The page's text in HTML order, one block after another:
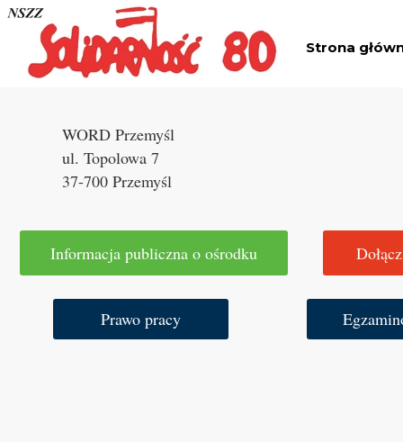
Prawo pracy
WORD Przemyśl
ul. Topolowa 7
37-700 Przemyśl
Informacja publiczna o ośrodku
Strona